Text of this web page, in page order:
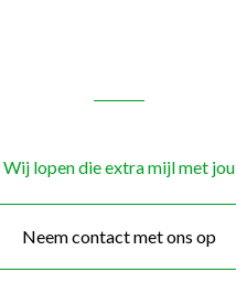
Wij lopen die extra mijl met jou
Neem contact met ons op